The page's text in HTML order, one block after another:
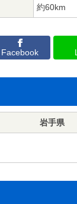
約60km
Facebook
岩手県